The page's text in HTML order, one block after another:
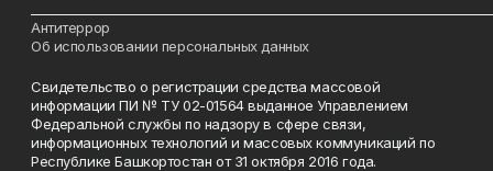
Антитеррор
Об использовании персональных данных
Свидетельство о регистрации средства массовой
информации ПИ № ТУ 02-01564 выданное Управлением
Федеральной службы по надзору в сфере связи,
информационных технологий и массовых коммуникаций по
Республике Башкортостан от 31 октября 2016 года.